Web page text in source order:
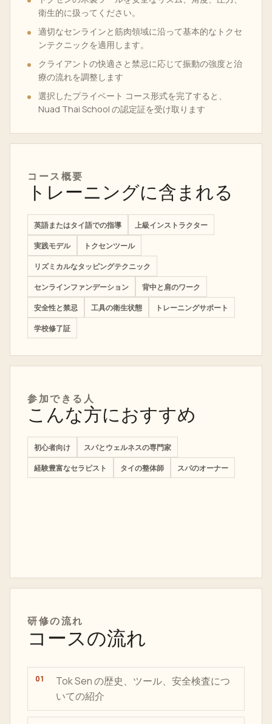
衛生的に扱ってください。
適切なセンラインと筋肉領域に沿って基本的なトクセ
ンテクニックを適用します。
クライアントの快適さと禁忌に応じて振動の強度と治
療の流れを調整します
選択したプライベート コース形式を完了すると、
Nuad Thai School の認定証を受け取ります
コース概要
トレーニングに含まれる
英語またはタイ語での指導
上級インストラクター
実践モデル
トクセンツール
リズミカルなタッピングテクニック
センラインファンデーション
背中と肩のワーク
安全性と禁忌
工具の衛生状態
トレーニングサポート
学校修了証
参加できる人
こんな方におすすめ
初心者向け
スパとウェルネスの専門家
経験豊富なセラピスト
タイの整体師 スパのオーナー
研修の流れ
コースの流れ
Tok Sen の歴史、ツール、安全検査につ
いての紹介